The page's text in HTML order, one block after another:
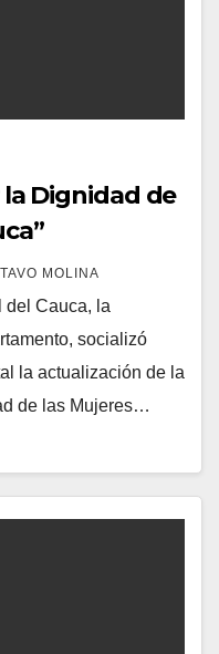
Dignidad de
MOLINA
del Cauca, la
socializó
la actualización de la
de las Mujeres…